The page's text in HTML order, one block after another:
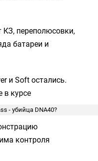
переполюсовки,
батареи и
и Soft остались.
в курсе
контроля